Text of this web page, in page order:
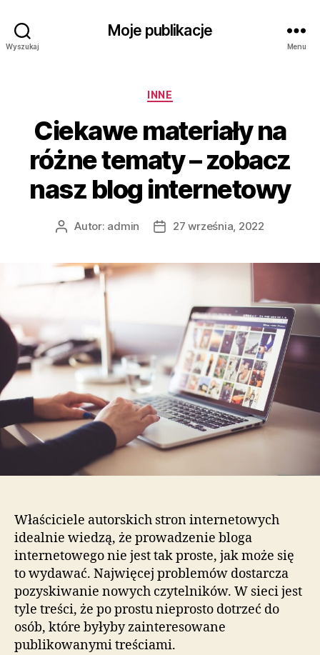
Wyszukaj
Moje publikacje
Menu
Kategorie
INNE
Ciekawe materiały na
różne tematy – zobacz
nasz blog internetowy
AutorAutor: admin
Data27 września, 2022
Właściciele autorskich stron internetowych
idealnie wiedzą, że prowadzenie bloga
internetowego nie jest tak proste, jak może się
to wydawać. Najwięcej problemów dostarcza
pozyskiwanie nowych czytelników. W sieci jest
tyle treści, że po prostu nieprosto dotrzeć do
osób, które byłyby zainteresowane
publikowanymi treściami.